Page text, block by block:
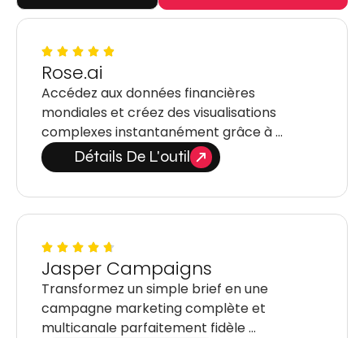
Rose.ai
Accédez aux données financières
mondiales et créez des visualisations
complexes instantanément grâce à …
Détails De L'outil
Jasper Campaigns
Transformez un simple brief en une
campagne marketing complète et
multicanale parfaitement fidèle …